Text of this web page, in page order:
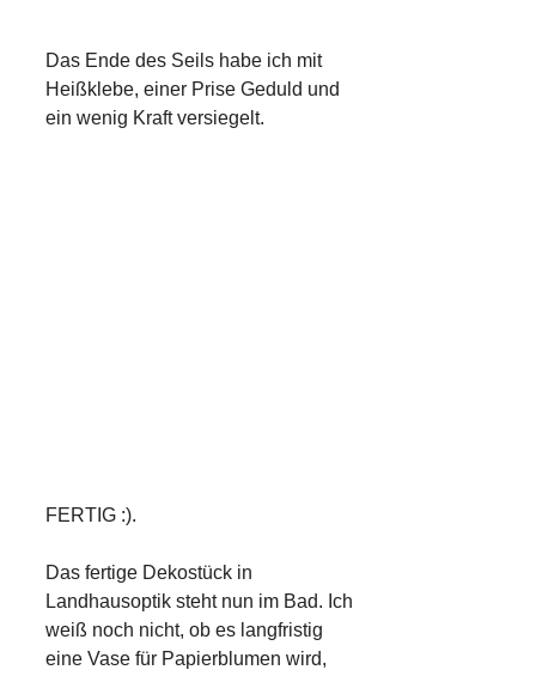
Das Ende des Seils habe ich mit
Heißklebe, einer Prise Geduld und
ein wenig Kraft versiegelt.
FERTIG :).
Das fertige Dekostück in
Landhausoptik steht nun im Bad. Ich
weiß noch nicht, ob es langfristig
eine Vase für Papierblumen wird,